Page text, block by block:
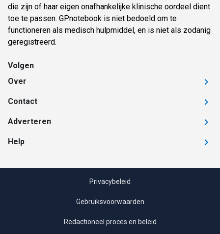
die zijn of haar eigen onafhankelijke klinische oordeel dient
toe te passen. GPnotebook is niet bedoeld om te
functioneren als medisch hulpmiddel, en is niet als zodanig
geregistreerd.
Volgen
Over
Contact
Adverteren
Help
Privacybeleid
Gebruiksvoorwaarden
Redactioneel proces en beleid